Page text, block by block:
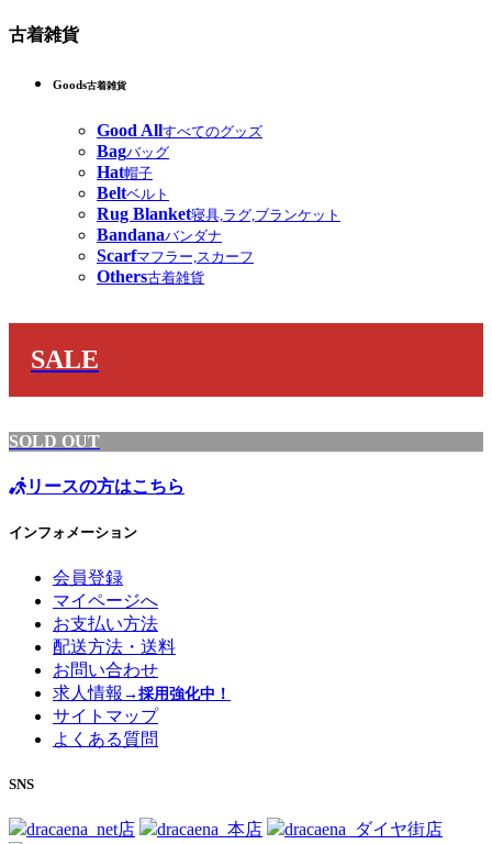
古着雑貨
Goods古着雑貨
Good Allすべてのグッズ
Bagバッグ
Hat帽子
Beltベルト
Rug Blanket寝具,ラグ,ブランケット
Bandanaバンダナ
Scarfマフラー,スカーフ
Others古着雑貨
SALE
SOLD OUT
リースの方はこちら
インフォメーション
会員登録
マイページへ
お支払い方法
配送方法・送料
お問い合わせ
求人情報 →採用強化中！
サイトマップ
よくある質問
SNS
dracaena_net店 dracaena_本店 dracaena_ダイヤ街店